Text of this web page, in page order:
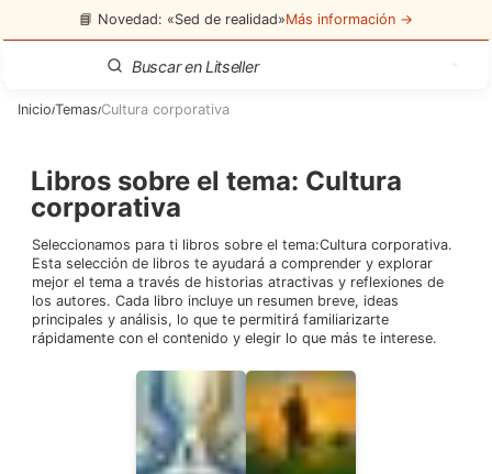
📘 Novedad: «Sed de realidad»Más información →
Inicio/Temas/Cultura corporativa
Libros sobre el tema: Cultura
corporativa
Seleccionamos para ti libros sobre el tema:Cultura corporativa.
Esta selección de libros te ayudará a comprender y explorar
mejor el tema a través de historias atractivas y reflexiones de
los autores. Cada libro incluye un resumen breve, ideas
principales y análisis, lo que te permitirá familiarizarte
rápidamente con el contenido y elegir lo que más te interese.